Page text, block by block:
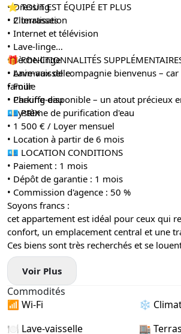
• Dressing
• 2 terrasses
⭐️ TOUT EST ÉQUIPÉ ET PLUS
• Climatisation
• Internet et télévision
• Lave-linge
• Sèche-linge
• Lave-vaisselle
• Four
• Chauffe-eau
• Système de purification d'eau
🎁 FONCTIONNALITÉS
• Animaux de compagnie bienvenus –
famille
• Parking disponible – un atout précieux
💶 PRIX
• 1 500 € / Loyer mensuel
• Location à partir de 6 mois
💶 LOCATION CONDITIONS
• Paiement : 1 mois
• Dépôt de garantie : 1 mois
• Commission d'agence : 50 %
Soyons francs :
cet appartement est idéal pour ceux qui
confort, un emplacement central et une
Ces biens sont très recherchés et se
Voir Plus
Commodités
📶 Wi-Fi
❄️
🍽️ Lave-vaisselle
🏬